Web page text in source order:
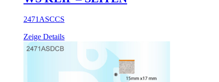
2471ASCCS
Zeige Details